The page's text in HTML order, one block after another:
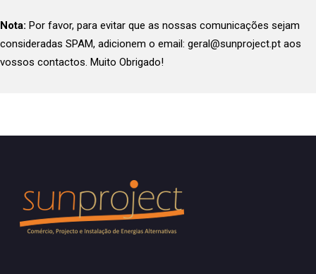
Nota: Por favor, para evitar que as nossas comunicações sejam
consideradas SPAM, adicionem o email: geral@sunproject.pt aos
vossos contactos. Muito Obrigado!